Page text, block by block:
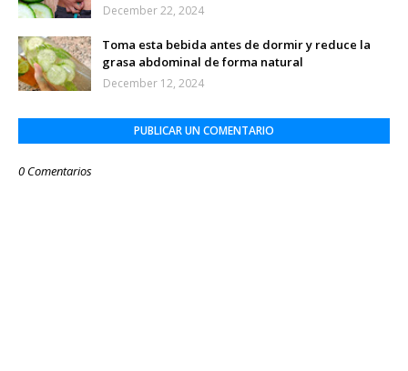
December 22, 2024
Toma esta bebida antes de dormir y reduce la
grasa abdominal de forma natural
December 12, 2024
PUBLICAR UN COMENTARIO
0 Comentarios